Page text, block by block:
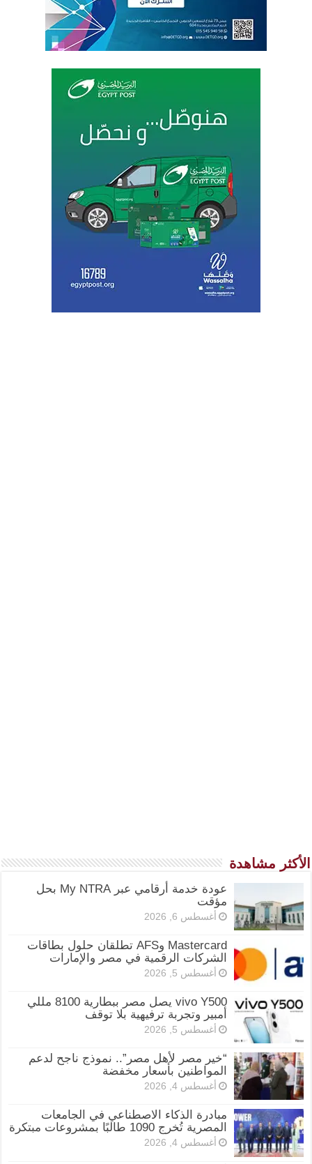
الأكثر مشاهدة
عودة خدمة أرقامي عبر My NTRA بحل
مؤقت
أغسطس 6, 2026
Mastercard وAFS تطلقان حلول بطاقات
الشركات الرقمية في مصر والإمارات
أغسطس 5, 2026
vivo Y500 يصل مصر ببطارية 8100 مللي
أمبير وتجربة ترفيهية بلا توقف
أغسطس 5, 2026
“خير مصر لأهل مصر”.. نموذج ناجح لدعم
المواطنين بأسعار مخفضة
أغسطس 4, 2026
مبادرة الذكاء الاصطناعي في الجامعات
المصرية تُخرج 1090 طالبًا بمشروعات مبتكرة
أغسطس 4, 2026